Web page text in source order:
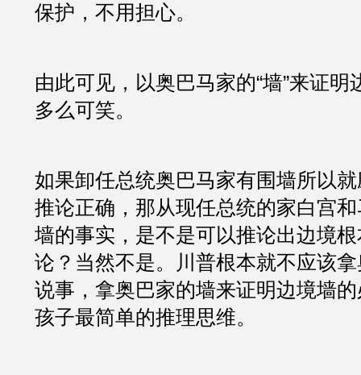
保护，不用担心。
由此可见，以奥巴马家的“墙”来证
多么可笑。
如果卸任总统奥巴马家有围墙所以
推论正确，那从现任总统的家白宫
墙的事实，是不是可以推论出边境
论？当然不是。川普根本就不应该
说事，拿奥巴家的墙来证明边境墙
孩子最简单的推理思维。